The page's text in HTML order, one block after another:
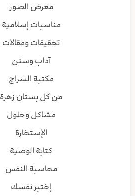
معرض الصور
مناسبات إسلامية
تحقيقات ومقالات
آداب وسنن
مكتبة السراج
من كل بستان زهرة
مشاكل وحلول
الإستخارة
كتابة الوصية
محاسبة النفس
إختبر نفسك